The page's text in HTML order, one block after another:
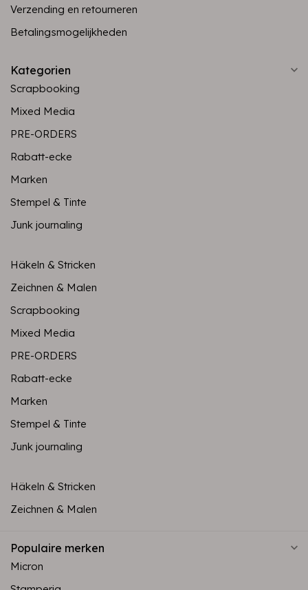
Verzending en retourneren
Betalingsmogelijkheden
Kategorien
Scrapbooking
Mixed Media
PRE-ORDERS
Rabatt-ecke
Marken
Stempel & Tinte
Junk journaling
Häkeln & Stricken
Zeichnen & Malen
Scrapbooking
Mixed Media
PRE-ORDERS
Rabatt-ecke
Marken
Stempel & Tinte
Junk journaling
Häkeln & Stricken
Zeichnen & Malen
Populaire merken
Micron